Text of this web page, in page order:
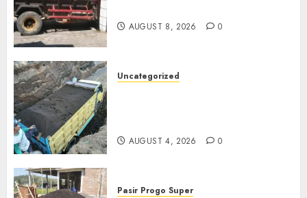
AUGUST 8, 2026 0
Uncategorized
AUGUST 4, 2026 0
Pasir Progo Super